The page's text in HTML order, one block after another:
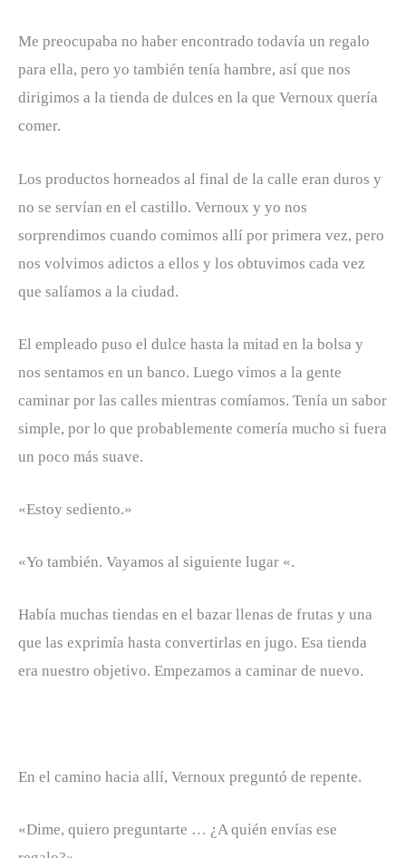
Me preocupaba no haber encontrado todavía un regalo
para ella, pero yo también tenía hambre, así que nos
dirigimos a la tienda de dulces en la que Vernoux quería
comer.
Los productos horneados al final de la calle eran duros y
no se servían en el castillo. Vernoux y yo nos
sorprendimos cuando comimos allí por primera vez, pero
nos volvimos adictos a ellos y los obtuvimos cada vez
que salíamos a la ciudad.
El empleado puso el dulce hasta la mitad en la bolsa y
nos sentamos en un banco. Luego vimos a la gente
caminar por las calles mientras comíamos. Tenía un sabor
simple, por lo que probablemente comería mucho si fuera
un poco más suave.
«Estoy sediento.»
«Yo también. Vayamos al siguiente lugar «.
Había muchas tiendas en el bazar llenas de frutas y una
que las exprimía hasta convertirlas en jugo. Esa tienda
era nuestro objetivo. Empezamos a caminar de nuevo.
En el camino hacia allí, Vernoux preguntó de repente.
«Dime, quiero preguntarte … ¿A quién envías ese